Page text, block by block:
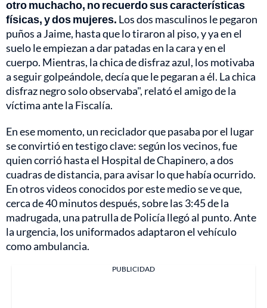
otro muchacho, no recuerdo sus características
físicas, y dos mujeres. Los dos masculinos le pegaron
puños a Jaime, hasta que lo tiraron al piso, y ya en el
suelo le empiezan a dar patadas en la cara y en el
cuerpo. Mientras, la chica de disfraz azul, los motivaba
a seguir golpeándole, decía que le pegaran a él. La chica
disfraz negro solo observaba", relató el amigo de la
víctima ante la Fiscalía.
En ese momento, un reciclador que pasaba por el lugar
se convirtió en testigo clave: según los vecinos, fue
quien corrió hasta el Hospital de Chapinero, a dos
cuadras de distancia, para avisar lo que había ocurrido.
En otros videos conocidos por este medio se ve que,
cerca de 40 minutos después, sobre las 3:45 de la
madrugada, una patrulla de Policía llegó al punto. Ante
la urgencia, los uniformados adaptaron el vehículo
como ambulancia.
PUBLICIDAD